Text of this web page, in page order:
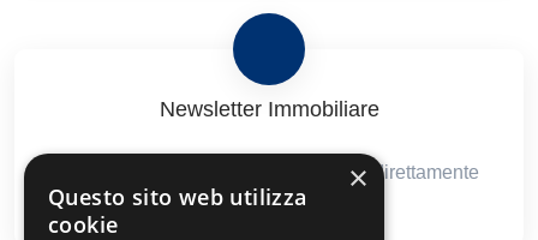
Newsletter Immobiliare
Ricevi le nostre proposte immobiliari direttamente
nella tua email!
×
Questo sito web utilizza
cookie